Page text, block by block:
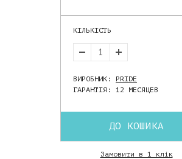
КІЛЬКІСТЬ
ВИРОБНИК: PRIDE
ГАРАНТІЯ: 12 МЕСЯЦЕВ
ДО КОШИКА
Замовити в 1 клік